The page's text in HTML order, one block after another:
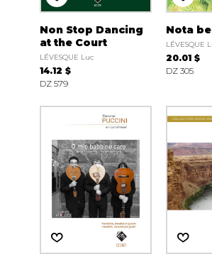
Non Stop Dancing
at the Court
LÉVESQUE Luc
14.12 $
DZ 579
Nota
LÉVESQUE
20.01 $
DZ 305